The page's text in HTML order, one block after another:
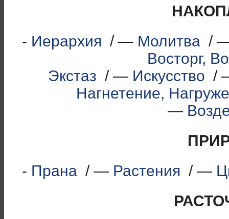
- Иерархия / — Молитва /
Восторг,
Экстаз / — Искусство /
Нагнетение,
—
- Прана / — Растения / —